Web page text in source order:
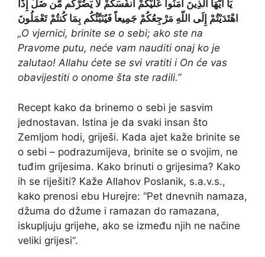
يَا أَيُّهَا الَّذِينَ آمَنُواْ عَلَيْكُمْ أَنفُسَكُمْ لاَ يَضُرُّكُم مَّن ضَلَّ إِذَا
اهْتَدَيْتُمْ إِلَى اللّهِ مَرْجِعُكُمْ جَمِيعاً فَيُنَبِّئُكُم بِمَا كُنتُمْ تَعْمَلُونَ
„O vjernici, brinite se o sebi; ako ste na
Pravome putu, neće vam nauditi onaj ko je
zalutao! Allahu ćete se svi vratiti i On će vas
obavijestiti o onome šta ste radili.”
Recept kako da brinemo o sebi je sasvim
jednostavan. Istina je da svaki insan što
Zemljom hodi, griješi. Kada ajet kaže brinite se
o sebi – podrazumijeva, brinite se o svojim, ne
tuđim grijesima. Kako brinuti o grijesima? Kako
ih se riješiti? Kaže Allahov Poslanik, s.a.v.s.,
kako prenosi ebu Hurejre: “Pet dnevnih namaza,
džuma do džume i ramazan do ramazana,
iskupljuju grijehe, ako se između njih ne načine
veliki grijesi“.